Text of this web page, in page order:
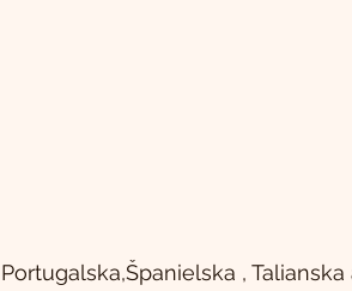
Portugalska,Španielska ,